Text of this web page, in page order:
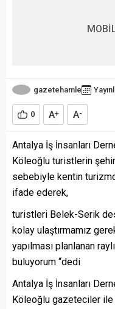
gazetehamle
0 A+ A-
Antalya İş İnsanları
Köleoğlu turistlerin
sebebiyle kentin
ifade ederek,
turistleri Belek-Serik
kolay ulaştırmamız
yapılması planlanan
buluyorum “dedi
Antalya İş İnsanları
Köleoğlu gazeteciler ile